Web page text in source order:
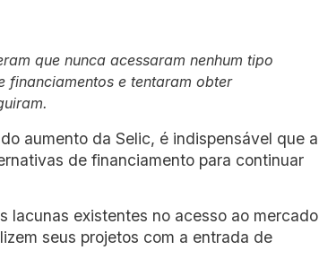
que nunca acessaram nenhum tipo
e tentaram obter
aumento da Selic, é indispensável que a
de financiamento para continuar
lacunas existentes no acesso ao mercado
seus projetos com a entrada de